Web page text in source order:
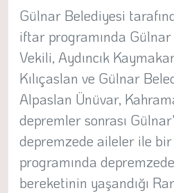
Gülnar Belediyesi
iftar programında
Vekili, Aydıncık
Kılıçaslan ve Gülnar
Alpaslan Ünüvar,
depremler sonrası
depremzede aileler ile
programında
bereketinin yaşandığı